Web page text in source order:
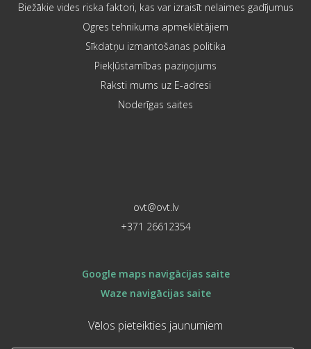
Biežākie vides riska faktori, kas var izraisīt nelaimes gadījumus
Ogres tehnikuma apmeklētājiem
Sīkdatņu izmantošanas politika
Piekļūstamības paziņojums
Raksti mums uz E-adresi
Noderīgas saites
ovt@ovt.lv
+371 26612354
Google maps navigācijas saite
Waze navigācijas saite
Vēlos pieteikties jaunumiem